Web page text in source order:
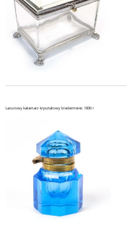
Lazurowy kałamarz kryształowy biedermeier, 1830 r